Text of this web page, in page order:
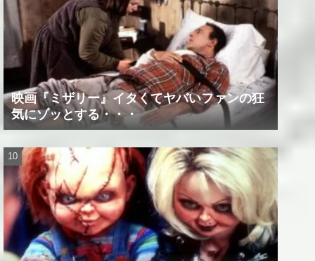
映画『ミザリー』イタくてヤバいファンの狂
気にゾッとする・・・